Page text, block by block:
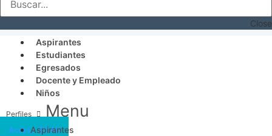
Close
Aspirantes
Estudiantes
Egresados
Docente y Empleado
Niños
Menu
Aspirantes
Acceso SICAU